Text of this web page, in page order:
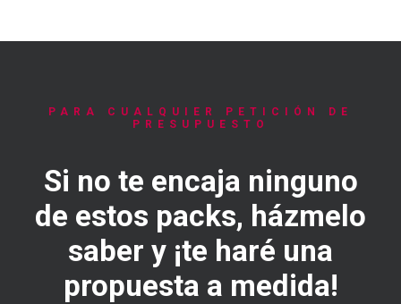
PARA CUALQUIER PETICIÓN DE
PRESUPUESTO
Si no te encaja ninguno
de estos packs, házmelo
saber y ¡te haré una
propuesta a medida!